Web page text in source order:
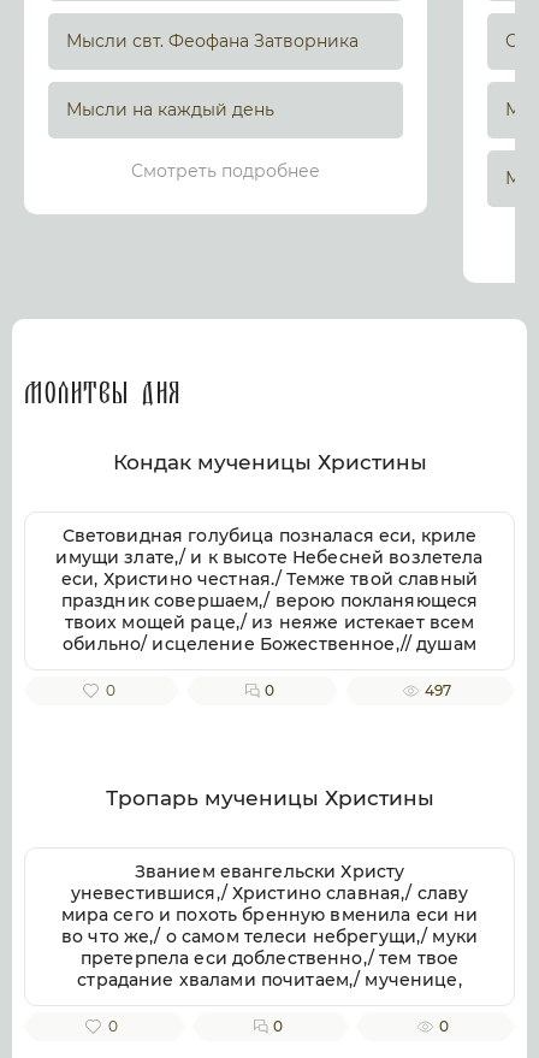
Мысли свт. Феофана Затворника
Мысли на каждый день
Смотреть подробнее
Молитвы дня
Кондак мученицы Христины
Световидная голубица позналася еси, криле
имущи злате,/ и к высоте Небесней возлетела
еси, Христино честная./ Темже твой славный
праздник совершаем,/ верою покланяющеся
твоих мощей раце,/ из неяже истекает всем
обильно/ исцеление Божественное,// душам
же и телом.
0 0 497
Тропарь мученицы Христины
Званием евангельски Христу
уневестившися,/ Христино славная,/ славу
мира сего и похоть бренную вменила еси ни
во что же,/ о самом телеси небрегущи,/ муки
претерпела еси доблественно,/ тем твое
страдание хвалами почитаем,/ мученице,
Христу тезоименитая.
0 0 0